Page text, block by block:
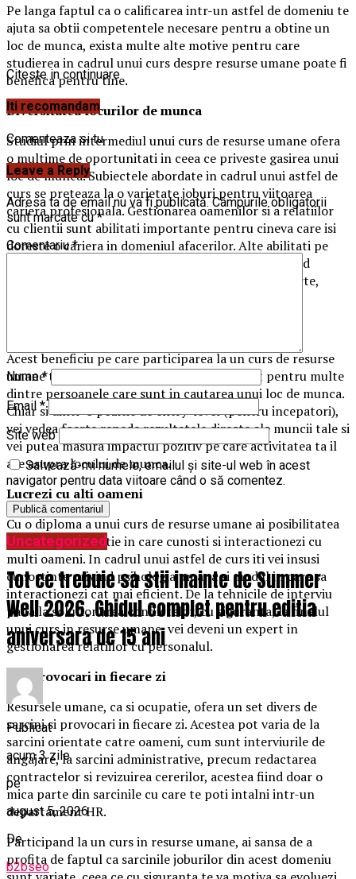
Pe langa faptul ca o calificarea intr-un astfel de domeniu te
ajuta sa obtii competentele necesare pentru a obtine un
loc de munca, exista multe alte motive pentru care
studierea in cadrul unui curs despre resurse umane poate fi
benefica pentru tine.
Diversitatea locurilor de munca
Studiul prin intermediul unui curs de resurse umane ofera
o multime de oportunitati in ceea ce priveste gasirea unui
loc de munca. Subiectele abordate in cadrul unui astfel de
curs se preteaza la o varietate joburi pentru viitoarea
cariera profesionala. Gestionarea oamenilor si a relatiilor
cu clientii sunt abilitati importante pentru cineva care isi
doreste o cariera in domeniul afacerilor. Alte abilitati pe
care un astfel de curs te poate ajuta sa le obtii includ
organizarea la locul de munca, multitasking, rapoarte,
Acest beneficiu pe care participarea la un curs de resurse
umane ti-l poate oferi este foarte important pentru multe
dintre persoanele care sunt in cautarea unui loc de munca.
Chiar si dintr-o pozitie de entry-level (pentru incepatori),
vei vedea foarte repede rezultatele directe ale muncii tale si
vei putea masura impactul pozitiv pe care activitatea ta il
are asupra locului de munca.
Lucrezi cu alti oameni
Cu o diploma a unui curs de resurse umane ai posibilitatea
de a fi intr-o pozitie in care cunosti si interactionezi cu
multi oameni. In cadrul unui astfel de curs iti vei insusi
cunostinte privind psihologia umana si modul in care sa
interactionezi cat mai eficient. De la tehnicile de interviu
pana la solutionarea conflictelor, cu siguranta, la finalul
unui curs in resurse umane, vei deveni un expert in
gestionarea relatiilor cu personalul.
Noi provocari in fiecare zi
Resursele umane, ca si ocupatie, ofera un set divers de
sarcini si provocari in fiecare zi. Acestea pot varia de la
sarcini orientate catre oameni, cum sunt interviurile de
angajare, la sarcini administrative, precum redactarea
contractelor si revizuirea cererilor, acestea fiind doar o
mica parte din sarcinile cu care te poti intalni intr-un
departament HR.
Participand la un curs in resurse umane, ai sansa de a
profita de faptul ca sarcinile joburilor din acest domeniu
Citeste in continuare
Iti recomandam
Comenteaza si tu
Leave a Reply
Adresa ta de email nu va fi publicată. Câmpurile obligatorii
sunt marcate cu*
Comentariu*
Nume*
Email *
Site web
Salvează-mi numele, emailul și site-ul web în acest
navigator pentru data viitoare când o să comentez.
Uncategorized
Tot ce trebuie sa stii inainte de Summer
Well 2026. Ghidul complet pentru editia
aniversara de 15 ani
Publicat
acum 3 zile
pe
august 5, 2026
De
b2bseo